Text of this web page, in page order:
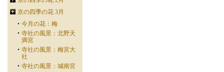
京の四季の花 3月
今月の花：梅
寺社の風景：北野天
満宮
寺社の風景：梅宮大
社
寺社の風景：城南宮